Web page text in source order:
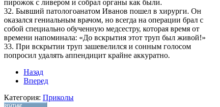
пирожок с ливером и собрал органы как были.
32. Бывший патологоанатом Иванов пошел в хирурги. Он
оказался гениальным врачом, но всегда на операции брал с
собой специально обученную медсестру, которая время от
времени напоминала: «До вскрытия этот труп был живой!»
33. При вскрытии труп зашевелился и сонным голосом
попросил удалять аппендицит крайне аккуратно.
Назад
Вперед
Категория: Приколы